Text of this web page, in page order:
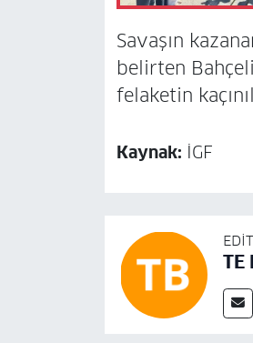
Savaşın
belirten
felaketin
Kaynak: İGF
TE